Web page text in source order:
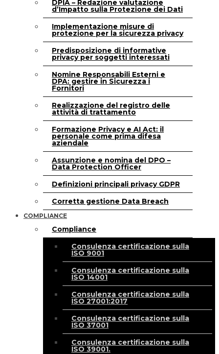
DPIA – Redazione valutazione
d’Impatto sulla Protezione dei Dati
Implementazione misure di
protezione per la sicurezza privacy
Predisposizione di informative
privacy per soggetti interessati
Nomine Responsabili Esterni e
DPA: gestire in Sicurezza i
Fornitori
Realizzazione del registro delle
attività di trattamento
Formazione Privacy e AI Act: il
personale come prima difesa
aziendale
Assunzione e nomina del DPO –
Data Protection Officer
Definizioni principali privacy GDPR
Corretta gestione Data Breach
COMPLIANCE
Compliance
Consulenza certificazione sulla
ISO 9001
Consulenza certificazione sulla
ISO 14001
Consulenza certificazione sulla
ISO 27001:2017
Consulenza certificazione sulla
ISO 37001
Consulenza certificazione sulla
ISO 39001.